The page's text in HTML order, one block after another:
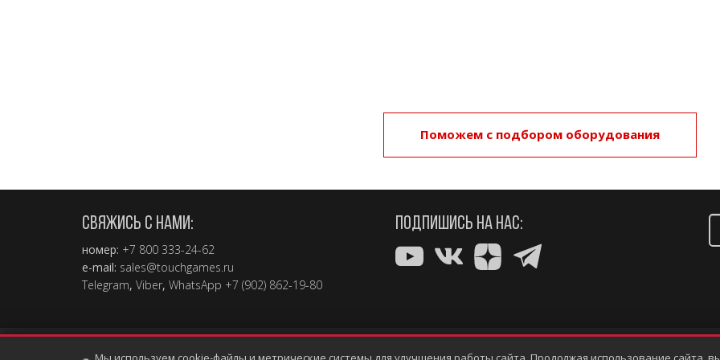
Поможем с подбором оборудования
СВЯЖИСЬ С НАМИ:
номер: +7 800 333-24-62
e-mail: sales@touchgames.ru
Telegram, Viber, WhatsApp +7 (902) 862-19-80
ПОДПИШИСЬ НА НАС: